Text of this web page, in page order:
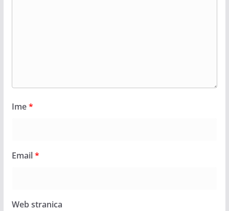
Ime*
Email*
Web stranica